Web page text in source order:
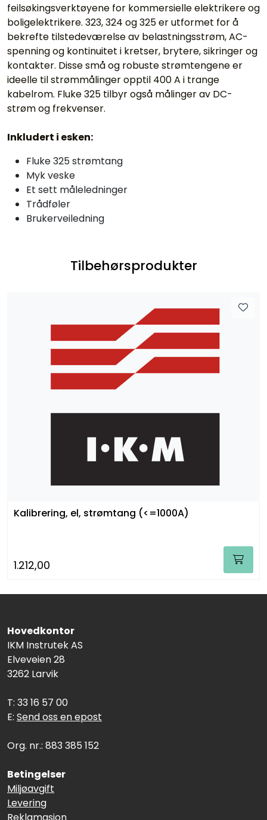
feilsøkingsverktøyene for kommersielle elektrikere og
boligelektrikere. 323, 324 og 325 er utformet for å
bekrefte tilstedeværelse av belastningsstrøm, AC-
spenning og kontinuitet i kretser, brytere, sikringer og
kontakter. Disse små og robuste strømtengene er
ideelle til strømmålinger opptil 400 A i trange
kabelrom. Fluke 325 tilbyr også målinger av DC-
strøm og frekvenser.
Inkludert i esken:
Fluke 325 strømtang
Myk veske
Et sett måleledninger
Trådføler
Brukerveiledning
Tilbehørsprodukter
Kalibrering, el, strømtang (<=1000A)
1.212,00
Hovedkontor
IKM Instrutek AS
Elveveien 28
3262 Larvik
T: 33 16 57 00
E: Send oss en epost
Org. nr.: 883 385 152
Betingelser
Miljøavgift
Levering